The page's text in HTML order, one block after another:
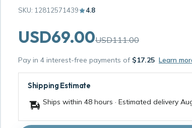
SKU: 12812571439 4.8
USD69.00USD111.00
Pay in 4 interest-free payments of $17.25 Learn
Shipping Estimate
Ships within 48 hours · Estimated delivery